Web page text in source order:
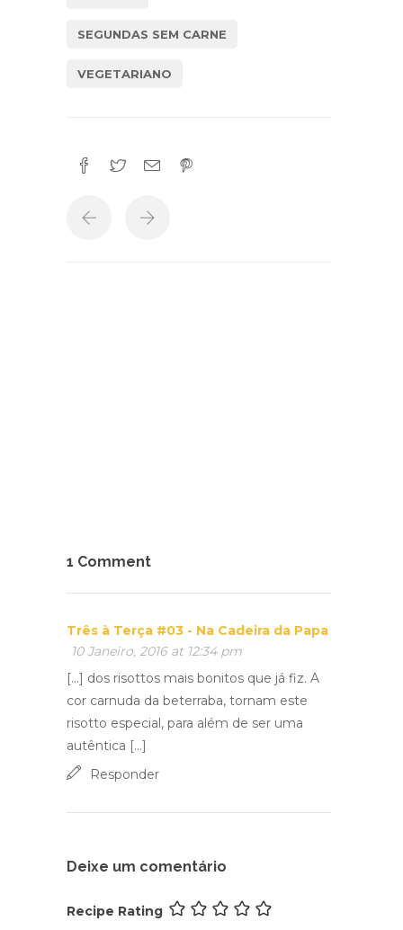
SEGUNDAS SEM CARNE
VEGETARIANO
1 Comment
Três à Terça #03 - Na Cadeira da Papa
10 Janeiro, 2016 at 12:34 pm
[…] dos risottos mais bonitos que já fiz. A
cor carnuda da beterraba, tornam este
risotto especial, para além de ser uma
autêntica […]
Responder
Deixe um comentário
Recipe Rating